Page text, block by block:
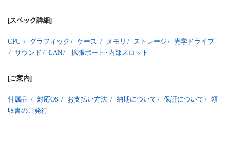
[スペック詳細]
CPU / グラフィック / ケース / メモリ / ストレージ / 光学ドライブ
/ サウンド / LAN/ 拡張ポート･内部スロット
[ご案内]
付属品 / 対応OS / お支払い方法 / 納期について / 保証について / 領
収書のご発行